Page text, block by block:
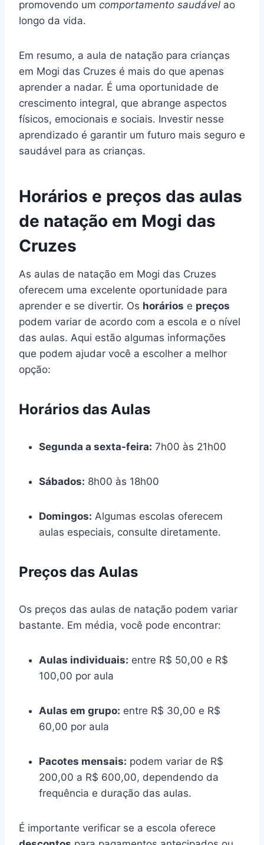
promovendo um comportamento saudável ao
longo da vida.
Em resumo, a aula de natação para crianças
em Mogi das Cruzes é mais do que apenas
aprender a nadar. É uma oportunidade de
crescimento integral, que abrange aspectos
físicos, emocionais e sociais. Investir nesse
aprendizado é garantir um futuro mais seguro e
saudável para as crianças.
Horários e preços das aulas
de natação em Mogi das
Cruzes
As aulas de natação em Mogi das Cruzes
oferecem uma excelente oportunidade para
aprender e se divertir. Os horários e preços
podem variar de acordo com a escola e o nível
das aulas. Aqui estão algumas informações
que podem ajudar você a escolher a melhor
opção:
Horários das Aulas
Segunda a sexta-feira: 7h00 às 21h00
Sábados: 8h00 às 18h00
Domingos: Algumas escolas oferecem
aulas especiais, consulte diretamente.
Preços das Aulas
Os preços das aulas de natação podem variar
bastante. Em média, você pode encontrar:
Aulas individuais: entre R$ 50,00 e R$
100,00 por aula
Aulas em grupo: entre R$ 30,00 e R$
60,00 por aula
Pacotes mensais: podem variar de R$
200,00 a R$ 600,00, dependendo da
frequência e duração das aulas.
É importante verificar se a escola oferece